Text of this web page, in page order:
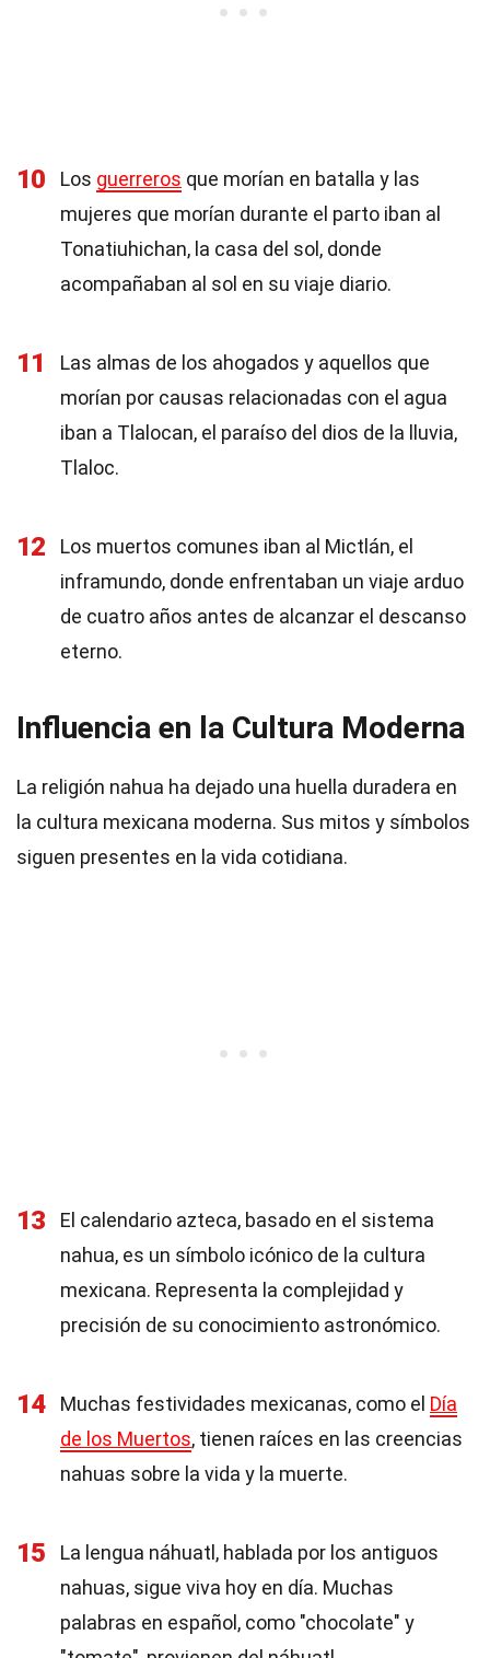
10 Los guerreros que morían en batalla y las
mujeres que morían durante el parto iban al
Tonatiuhichan, la casa del sol, donde
acompañaban al sol en su viaje diario.
11
Las almas de los ahogados y aquellos que
morían por causas relacionadas con el agua
iban a Tlalocan, el paraíso del dios de la lluvia,
Tlaloc.
12
Los muertos comunes iban al Mictlán, el
inframundo, donde enfrentaban un viaje arduo
de cuatro años antes de alcanzar el descanso
eterno.
Influencia en la Cultura Moderna
La religión nahua ha dejado una huella duradera en
la cultura mexicana moderna. Sus mitos y símbolos
siguen presentes en la vida cotidiana.
13
El calendario azteca, basado en el sistema
nahua, es un símbolo icónico de la cultura
mexicana. Representa la complejidad y
precisión de su conocimiento astronómico.
14 Muchas festividades mexicanas, como el Día
de los Muertos, tienen raíces en las creencias
nahuas sobre la vida y la muerte.
15
La lengua náhuatl, hablada por los antiguos
nahuas, sigue viva hoy en día. Muchas
palabras en español, como "chocolate" y